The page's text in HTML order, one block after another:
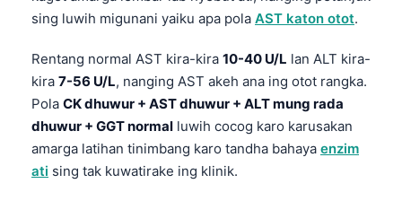
sing luwih migunani yaiku apa pola AST katon otot.
Rentang normal AST kira-kira 10-40 U/L lan ALT kira-
kira 7-56 U/L, nanging AST akeh ana ing otot rangka.
Pola CK dhuwur + AST dhuwur + ALT mung rada
dhuwur + GGT normal luwih cocog karo karusakan
amarga latihan tinimbang karo tandha bahaya enzim
ati sing tak kuwatirake ing klinik.